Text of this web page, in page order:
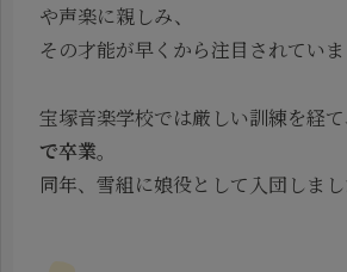
や声楽に親しみ、
その才能が早くから注目されていま
宝塚音楽学校では厳しい訓練を経て
で卒業。
同年、雪組に娘役として入団しまし